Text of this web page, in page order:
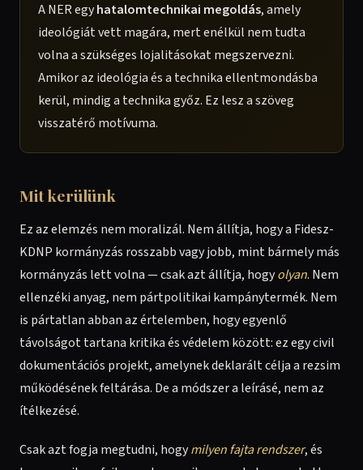
A NER egyhatalomtechnikai megoldás, amely
ideológiát vett magára, mert enélkül nem tudta
volna a szükséges lojalitásokat megszervezni.
Amikor az ideológia és a technika ellentmondásba
kerül, mindig a technika győz. Ez lesz a szöveg
visszatérő motívuma.
Mit kerülünk
Ez az elemzés nem moralizál. Nem állítja, hogy a Fidesz-
KDNP kormányzás rosszabb vagy jobb, mint bármely más
kormányzás lett volna — csak azt állítja, hogyolyan. Nem
ellenzéki anyag, nem pártpolitikai kampánytermék. Nem
is pártatlan abban az értelemben, hogy egyenlő
távolságot tartana kritika és védelem között: ez egy civil
dokumentációs projekt, amelynek deklarált célja a rezsim
működésének feltárása. De a módszer a leírásé, nem az
ítélkezésé.
Csak azt fogja megtudni, hogymilyen fajta rendszer, és